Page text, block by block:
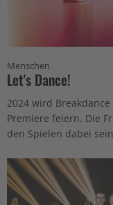
Menschen
Let's Dance!
2024 wird
Premiere feiern. Die
den Spielen dabei